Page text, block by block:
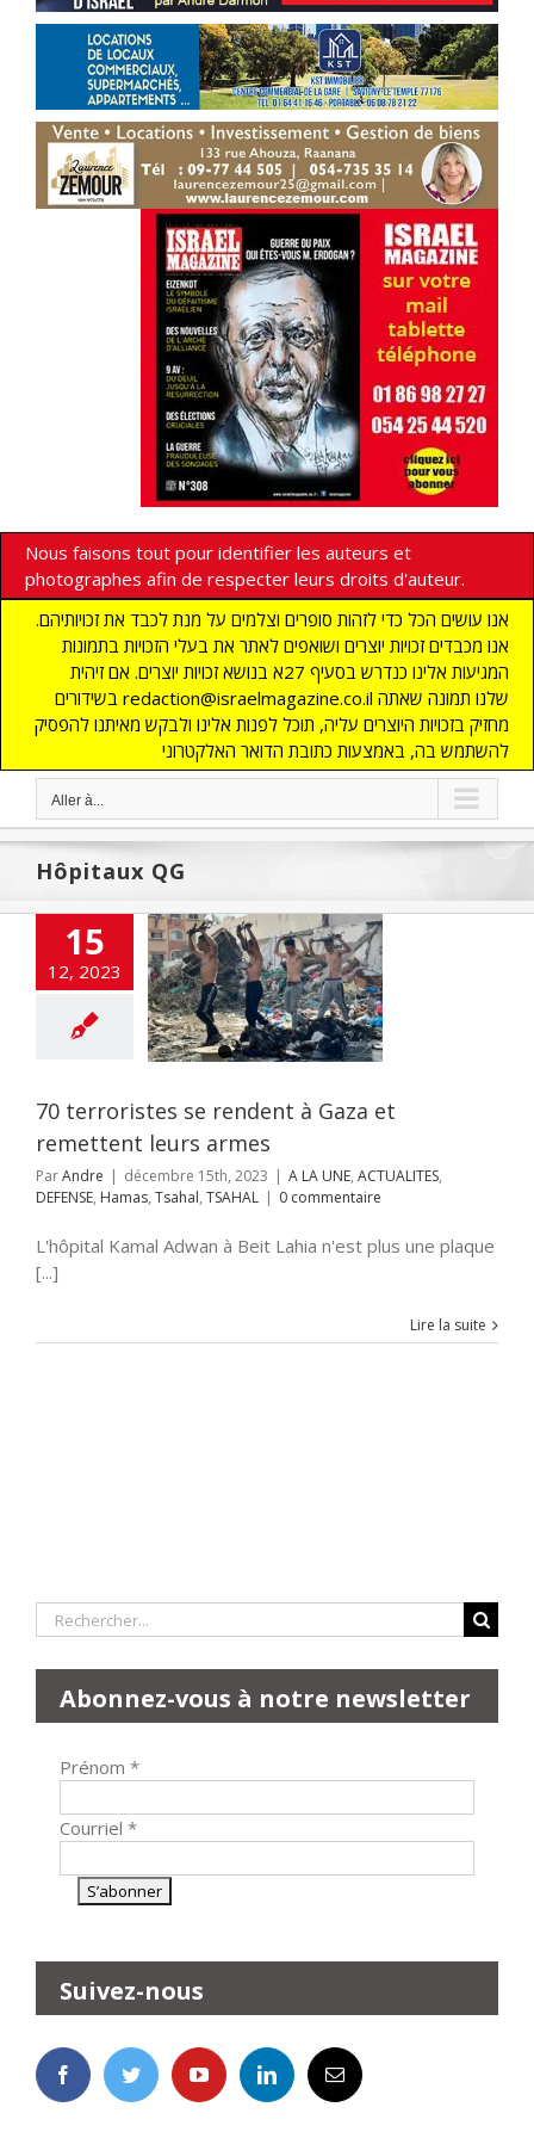
Nous faisons tout pour identifier les auteurs et
photographes afin de respecter leurs droits d'auteur.
אנו עושים הכל כדי לזהות סופרים וצלמים על מנת לכבד את זכויותיהם.
אנו מכבדים זכויות יוצרים ושואפים לאתר את בעלי הזכויות בתמונות
המגיעות אלינו כנדרש בסעיף 27א בנושא זכויות יוצרים. אם זיהית
בשידורים redaction@israelmagazine.co.il שלנו תמונה שאתה
מחזיק בזכויות היוצרים עליה, תוכל לפנות אלינו ולבקש מאיתנו להפסיק
להשתמש בה, באמצעות כתובת הדואר האלקטרוני
Aller à...
Hôpitaux QG
15
12, 2023
se
à Gaza et
ACTUALITES
70 terroristes se rendent à Gaza et
remettent leurs armes
ParAndre | décembre 15th, 2023 | A LA UNE, ACTUALITES,
DEFENSE, Hamas, Tsahal, TSAHAL | 0 commentaire
L'hôpital Kamal Adwan à Beit Lahia n'est plus une plaque
[...]
Lire la suite
Rechercher:
Abonnez-vous à notre newsletter
Prénom *
Courriel *
Suivez-nous